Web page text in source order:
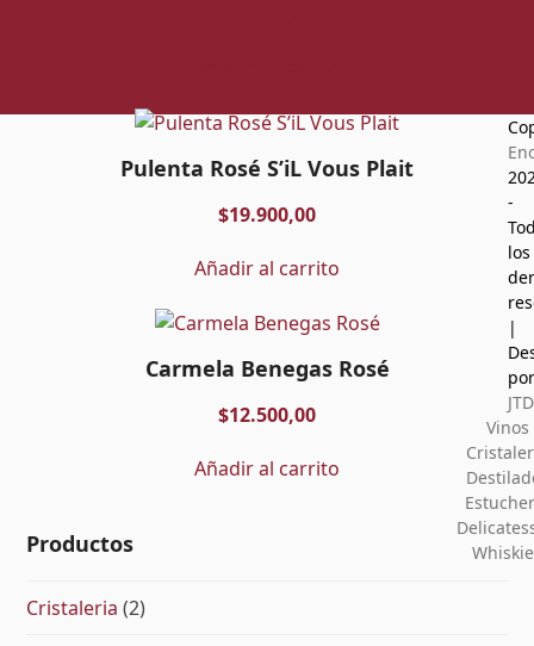
Pulenta Rosé S’iL Vous Plait
$19.900,00
Añadir al carrito
Carmela Benegas Rosé
$12.500,00
Añadir al carrito
Productos
Cristaleria (2)
-
los
|
por
Vinos